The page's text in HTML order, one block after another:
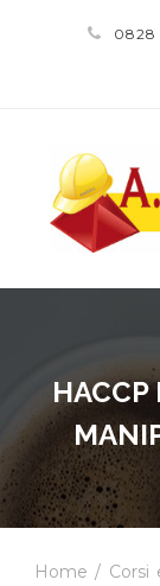
0828
Home / Corsi